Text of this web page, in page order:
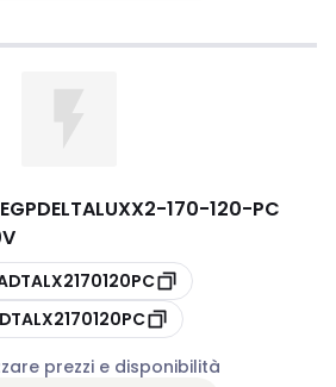
EGPDELTALUXX2-170-120-PC
DTALX2170120PC
prezzi e disponibilità